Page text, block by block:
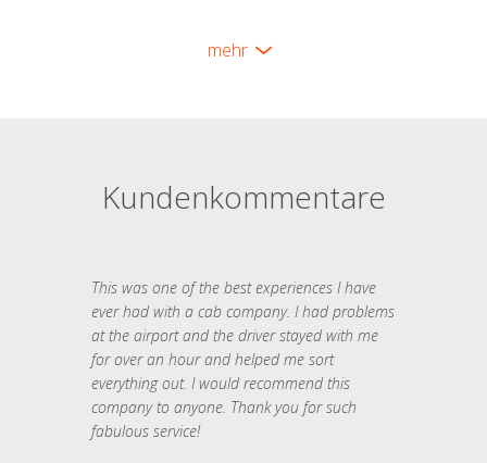
mehr
Kundenkommentare
This was one of the best experiences I have
ever had with a cab company. I had problems
at the airport and the driver stayed with me
for over an hour and helped me sort
everything out. I would recommend this
company to anyone. Thank you for such
fabulous service!